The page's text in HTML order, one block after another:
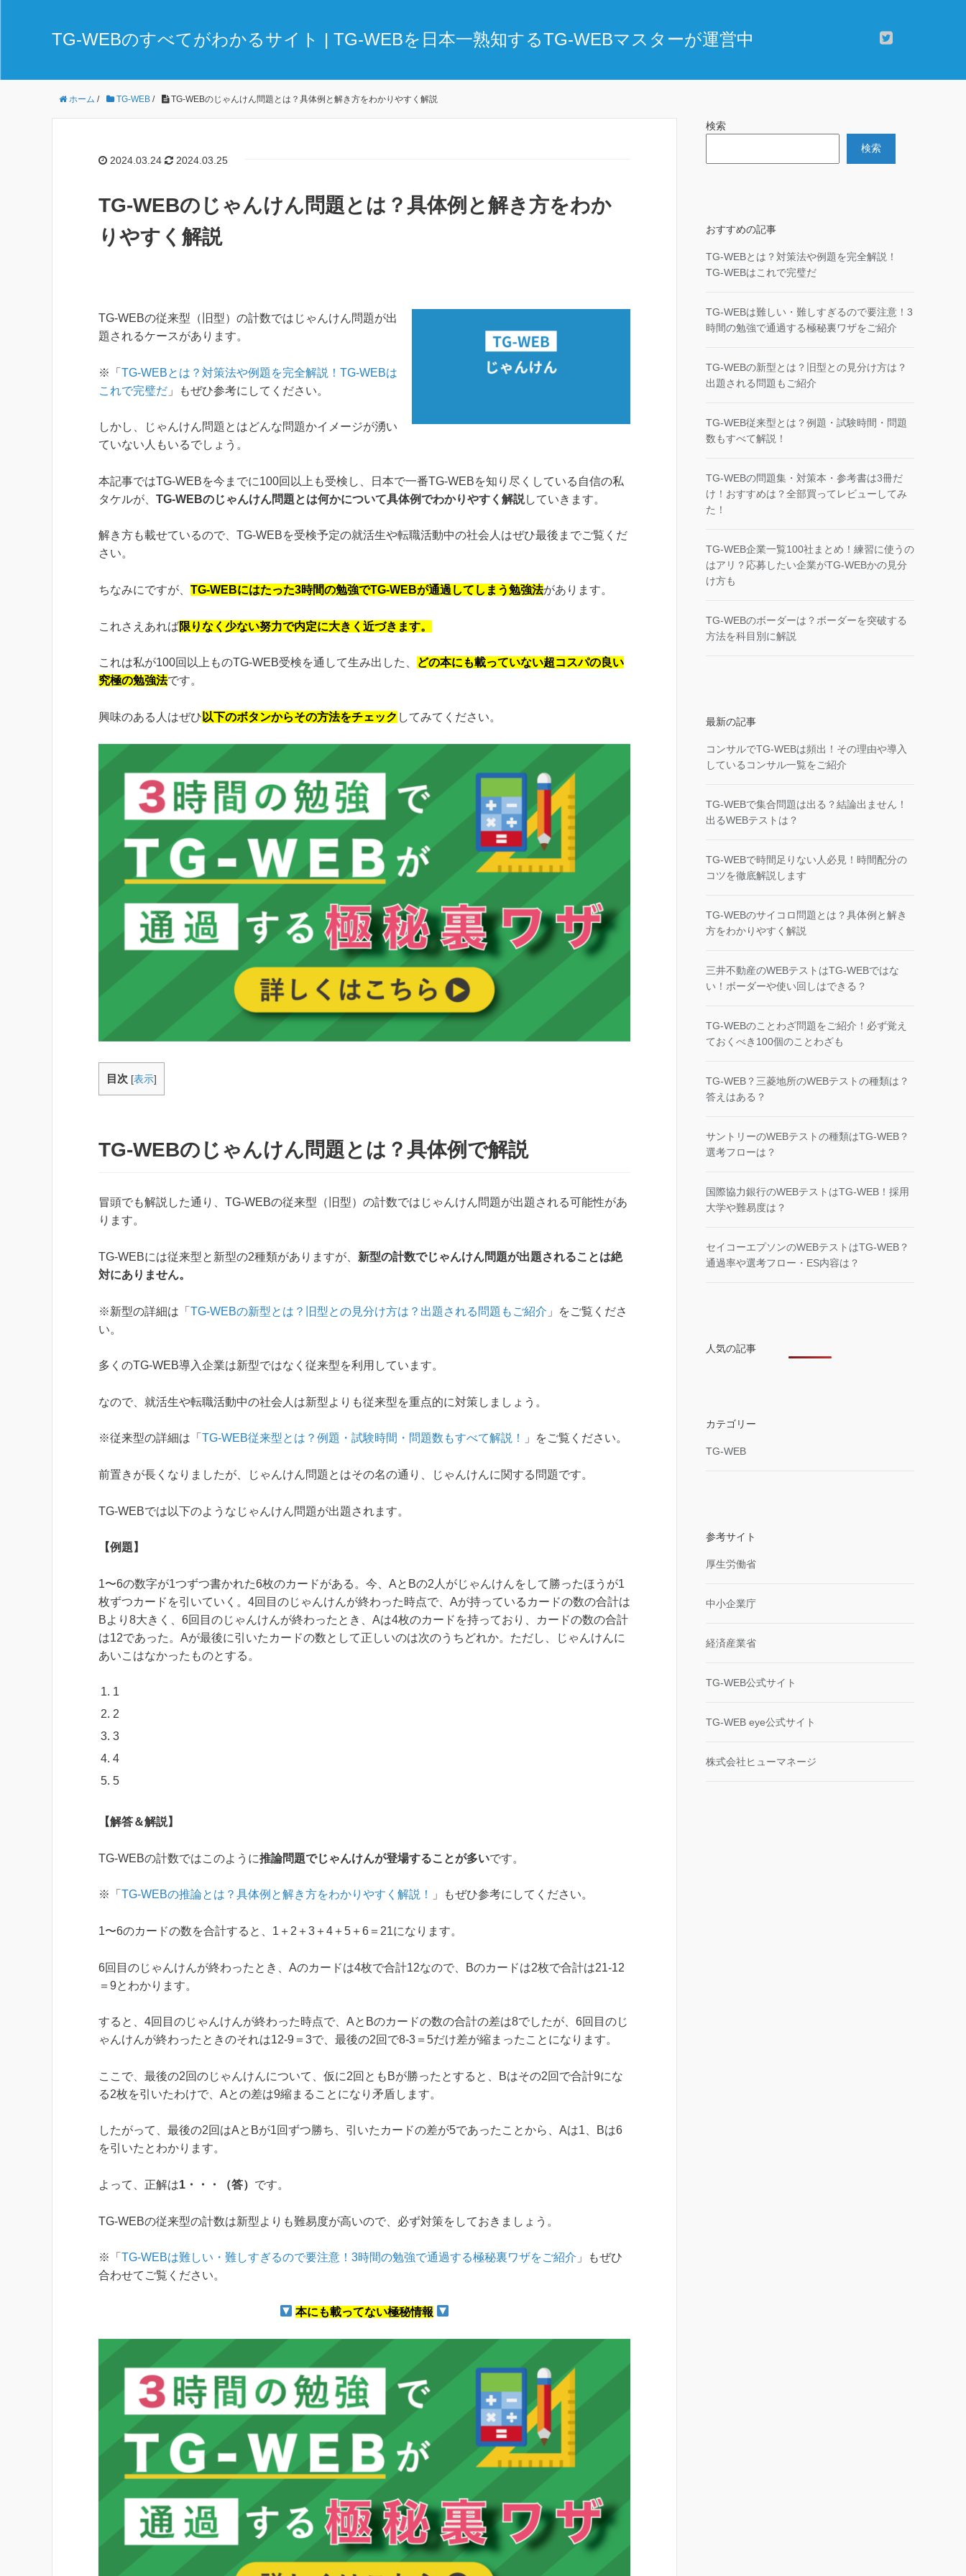
TG-WEBのすべてがわかるサイト | TG-WEBを日本一熟知するTG-WEBマスターが運営中
ホーム / TG-WEB / TG-WEBのじゃんけん問題とは？具体例と解き方をわかりやすく解説
2024.03.24 2024.03.25
TG-WEBのじゃんけん問題とは？具体例と解き方をわか
りやすく解説
TG-WEBの従来型（旧型）の計数ではじゃんけん問題が出
題されるケースがあります。
※「 TG-WEBとは？対策法や例題を完全解説！TG-WEBは
これで完璧だ 」もぜひ参考にしてください。
しかし、じゃんけん問題とはどんな問題かイメージが湧い
ていない人もいるでしょう。
本記事ではTG-WEBを今までに100回以上も受検し、日本で一番TG-WEBを知り尽くしている自信の私
タケルが、 TG-WEBのじゃんけん問題とは何かについて具体例でわかりやすく解説していきます。
解き方も載せているので、TG-WEBを受検予定の就活生や転職活動中の社会人はぜひ最後までご覧くだ
さい。
ちなみにですが、 TG-WEBにはたった3時間の勉強でTG-WEBが通過してしまう勉強法があります。
これさえあれば限りなく少ない努力で内定に大きく近づきます。
これは私が100回以上ものTG-WEB受検を通して生み出した、
どの本にも載っていない超コスパの良い
究極の勉強法です。
興味のある人はぜひ 以下のボタンからその方法をチェック してみてください。
目次 [表示]
TG-WEBのじゃんけん問題とは？具体例で解説
冒頭でも解説した通り、TG-WEBの従来型（旧型）の計数ではじゃんけん問題が出題される可能性があ
ります。
TG-WEBには従来型と新型の2種類がありますが、 新型の計数でじゃんけん問題が出題されることは絶
対にありません。
※新型の詳細は「 TG-WEBの新型とは？旧型との見分け方は？出題される問題もご紹介 」をご覧くださ
い。
多くのTG-WEB導入企業は新型ではなく従来型を利用しています。
なので、就活生や転職活動中の社会人は新型よりも従来型を重点的に対策しましょう。
※従来型の詳細は「 TG-WEB従来型とは？例題・試験時間・問題数もすべて解説！ 」をご覧ください。
前置きが長くなりましたが、じゃんけん問題とはその名の通り、じゃんけんに関する問題です。
TG-WEBでは以下のようなじゃんけん問題が出題されます。
【例題】
1〜6の数字が1つずつ書かれた6枚のカードがある。今、AとBの2人がじゃんけんをして勝ったほうが1
枚ずつカードを引いていく。4回目のじゃんけんが終わった時点で、Aが持っているカードの数の合計は
Bより8大きく、6回目のじゃんけんが終わったとき、Aは4枚のカードを持っており、カードの数の合計
は12であった。Aが最後に引いたカードの数として正しいのは次のうちどれか。ただし、じゃんけんに
あいこはなかったものとする。
1
2
3
4
5
【解答＆解説】
TG-WEBの計数ではこのように推論問題でじゃんけんが登場することが多いです。
※「 TG-WEBの推論とは？具体例と解き方をわかりやすく解説！ 」もぜひ参考にしてください。
1〜6のカードの数を合計すると、1＋2＋3＋4＋5＋6＝21になります。
6回目のじゃんけんが終わったとき、Aのカードは4枚で合計12なので、Bのカードは2枚で合計は21-12
＝9とわかります。
すると、4回目のじゃんけんが終わった時点で、AとBのカードの数の合計の差は8でしたが、6回目のじ
ゃんけんが終わったときのそれは12-9＝3で、最後の2回で8-3＝5だけ差が縮まったことになります。
ここで、最後の2回のじゃんけんについて、仮に2回ともBが勝ったとすると、Bはその2回で合計9にな
る2枚を引いたわけで、Aとの差は9縮まることになり矛盾します。
したがって、最後の2回はAとBが1回ずつ勝ち、引いたカードの差が5であったことから、Aは1、Bは6
を引いたとわかります。
よって、正解は1・・・（答） です。
TG-WEBの従来型の計数は新型よりも難易度が高いので、必ず対策をしておきましょう。
※「 TG-WEBは難しい・難しすぎるので要注意！3時間の勉強で通過する極秘裏ワザをご紹介 」もぜひ
合わせてご覧ください。
本にも載ってない極秘情報
検索
検索
おすすめの記事
TG-WEBとは？対策法や例題を完全解説！
TG-WEBはこれで完璧だ
TG-WEBは難しい・難しすぎるので要注意！3
時間の勉強で通過する極秘裏ワザをご紹介
TG-WEBの新型とは？旧型との見分け方は？
出題される問題もご紹介
TG-WEB従来型とは？例題・試験時間・問題
数もすべて解説！
TG-WEBの問題集・対策本・参考書は3冊だ
け！おすすめは？全部買ってレビューしてみ
た！
TG-WEB企業一覧100社まとめ！練習に使うの
はアリ？応募したい企業がTG-WEBかの見分
け方も
TG-WEBのボーダーは？ボーダーを突破する
方法を科目別に解説
最新の記事
コンサルでTG-WEBは頻出！その理由や導入
しているコンサル一覧をご紹介
TG-WEBで集合問題は出る？結論出ません！
出るWEBテストは？
TG-WEBで時間足りない人必見！時間配分の
コツを徹底解説します
TG-WEBのサイコロ問題とは？具体例と解き
方をわかりやすく解説
三井不動産のWEBテストはTG-WEBではな
い！ボーダーや使い回しはできる？
TG-WEBのことわざ問題をご紹介！必ず覚え
ておくべき100個のことわざも
TG-WEB？三菱地所のWEBテストの種類は？
答えはある？
サントリーのWEBテストの種類はTG-WEB？
選考フローは？
国際協力銀行のWEBテストはTG-WEB！採用
大学や難易度は？
セイコーエプソンのWEBテストはTG-WEB？
通過率や選考フロー・ES内容は？
人気の記事
カテゴリー
TG-WEB
参考サイト
厚生労働省
中小企業庁
経済産業省
TG-WEB公式サイト
TG-WEB eye公式サイト
株式会社ヒューマネージ